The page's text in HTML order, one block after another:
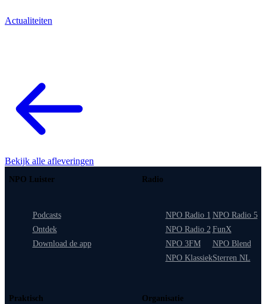
Actualiteiten
Bekijk alle afleveringen
NPO Luister
Podcasts
Ontdek
Download de app
Radio
NPO Radio 1
NPO Radio 2
NPO 3FM
NPO Klassiek
NPO Radio 5
FunX
NPO Blend
Sterren NL
Praktisch Organisatie